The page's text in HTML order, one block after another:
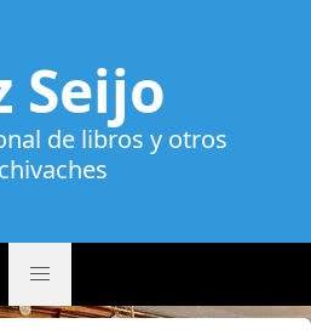
Seijo
de libros y otros